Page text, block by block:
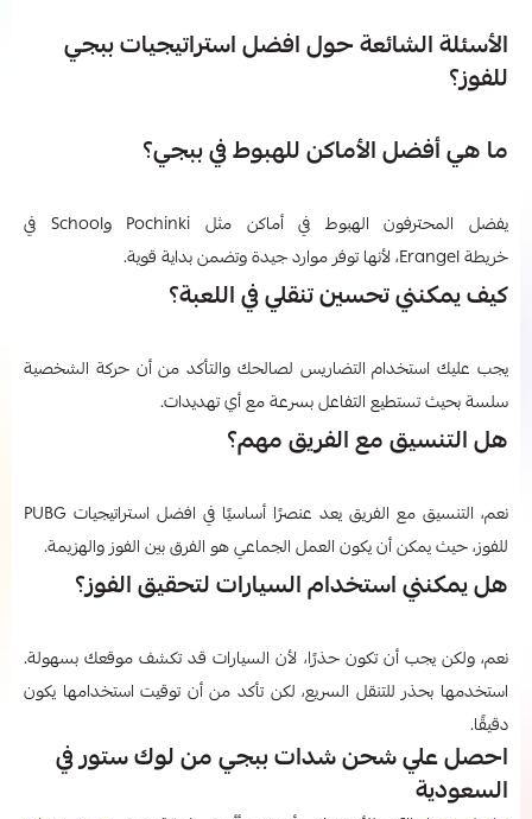
الأسئلة الشائعة حول افضل استراتيجيات ببجي
للفوز؟
ما هي أفضل الأماكن للهبوط في ببجي؟
يفضل المحترفون الهبوط في أماكن مثل Pochinki وSchool في
خريطة Erangel، لأنها توفر موارد جيدة وتضمن بداية قوية.
كيف يمكنني تحسين تنقلي في اللعبة؟
يجب عليك استخدام التضاريس لصالحك والتأكد من أن حركة الشخصية
سلسة بحيث تستطيع التفاعل بسرعة مع أي تهديدات.
هل التنسيق مع الفريق مهم؟
نعم، التنسيق مع الفريق يعد عنصرًا أساسيًا في افضل استراتيجيات PUBG
للفوز، حيث يمكن أن يكون العمل الجماعي هو الفرق بين الفوز والهزيمة.
هل يمكنني استخدام السيارات لتحقيق الفوز؟
نعم، ولكن يجب أن تكون حذرًا، لأن السيارات قد تكشف موقعك بسهولة.
استخدمها بحذر للتنقل السريع، لكن تأكد من أن توقيت استخدامها يكون
دقيقًا.
احصل علي شحن شدات ببجي من لوك ستور في
السعودية